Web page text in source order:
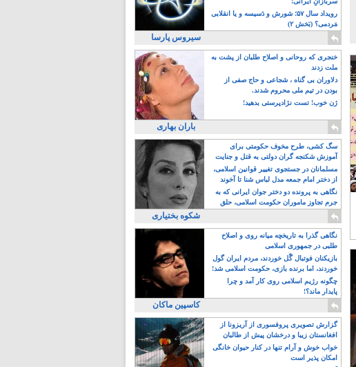
رویداد سال ۵۷؛ شورش و دَسیسه و یا انقلابی
مَردمی؟ (بَخش ۲)
سیروس پارسا
خنجری که روحانی و اصلاح طلبان از پشت به
ملت زدند
دلاوران بی گناه ، شجاعی و حاج صفی از
بودن در تیم ملی محروم شدند.
ژن خوب! تست نژادپرستی بدهید!
باران بهاری
سگ کشی، طرح مخوف حکومتی برای
آموزش شکنجه گران دولتی به قتل و جنایت
بیشتر
مسلمانان در جستجوی تغییر قوانین اسلامی،
از دختر امام جمعه مدل لباس شنا تا آخوند
مسلمان همجنسگرا!
نگاهی به پرونده دو دختر جوان ایرانی که به
جرم تجاوز ماموران حکومت اسلامی، حلق
آویز شدند!
شکوه بختیاری
نگاهی گذرا به تاریخچه میانه روی و اصلاح
طلبی در جمهوری اسلامی
بازیکنان فوتبال گًل خوردند، مردم ایران گول
خوردند، اما برنده بازی، حکومت اسلامی شد!
چگونه رژیم اسلامی روی کار آمد و چرا
پایدار ماند؟!
کاسپین ماکان
گزارش تصویری پروفسوری از آریزونا از
افغانستان زیبا و درخشان پیش از طالبان
خواب خوش و آرام تنها در کنار حیوان خانگی
امکان پذیر است